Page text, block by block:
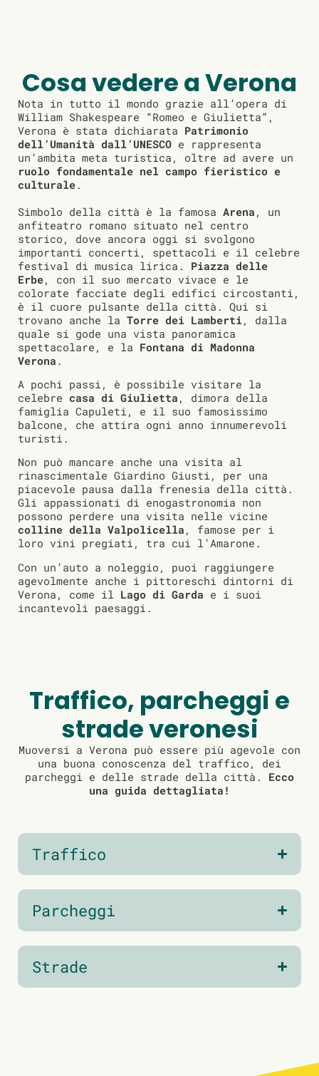
Cosa vedere a Verona
Nota in tutto il mondo grazie all’opera di
William Shakespeare “Romeo e Giulietta”,
Verona è stata dichiarata Patrimonio
dell’Umanità dall’UNESCO e rappresenta
un’ambita meta turistica, oltre ad avere un
ruolo fondamentale nel campo fieristico e
culturale.
Simbolo della città è la famosa Arena , un
anfiteatro romano situato nel centro
storico, dove ancora oggi si svolgono
importanti concerti, spettacoli e il celebre
festival di musica lirica. Piazza delle
Erbe, con il suo mercato vivace e le
colorate facciate degli edifici circostanti,
è il cuore pulsante della città. Qui si
trovano anche la Torre dei Lamberti , dalla
quale si gode una vista panoramica
spettacolare, e la Fontana di Madonna
Verona .
A pochi passi, è possibile visitare la
celebre casa di Giulietta , dimora della
famiglia Capuleti, e il suo famosissimo
balcone, che attira ogni anno innumerevoli
turisti.
Non può mancare anche una visita al
rinascimentale Giardino Giusti, per una
piacevole pausa dalla frenesia della città.
Gli appassionati di enogastronomia non
possono perdere una visita nelle vicine
colline della Valpolicella , famose per i
loro vini pregiati, tra cui l’Amarone.
Con un’auto a noleggio, puoi raggiungere
agevolmente anche i pittoreschi dintorni di
Verona, come il Lago di Garda e i suoi
incantevoli paesaggi.
Traffico, parcheggi e
strade veronesi
Muoversi a Verona può essere più agevole con
una buona conoscenza del traffico, dei
parcheggi e delle strade della città. Ecco
una guida dettagliata!
Traffico
Parcheggi
Strade